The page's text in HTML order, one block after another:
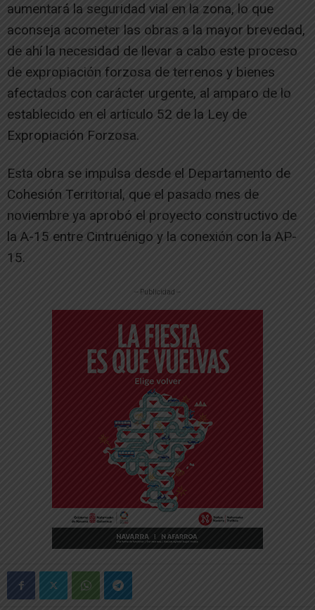
aumentará la seguridad vial en la zona, lo que
aconseja acometer las obras a la mayor brevedad,
de ahí la necesidad de llevar a cabo este proceso
de expropiación forzosa de terrenos y bienes
afectados con carácter urgente, al amparo de lo
establecido en el artículo 52 de la Ley de
Expropiación Forzosa.
Esta obra se impulsa desde el Departamento de
Cohesión Territorial, que el pasado mes de
noviembre ya aprobó el proyecto constructivo de
la A-15 entre Cintruénigo y la conexión con la AP-
15.
-- Publicidad --